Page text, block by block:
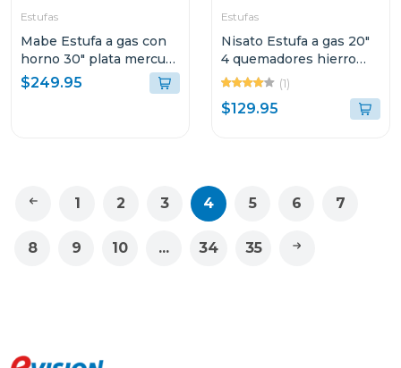
Estufas
Mabe Estufa a gas con
horno 30" plata mercury
7622baps2
$249.95
Estufas
Nisato Estufa a gas 20"
4 quemadores hierro
fundido ne2064
(1)
$129.95
1 2 3 4 5 6 7
8 9 10 ... 34 35